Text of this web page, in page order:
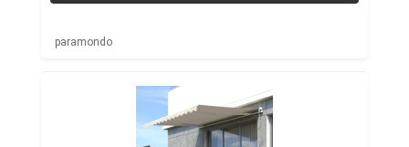
paramondo